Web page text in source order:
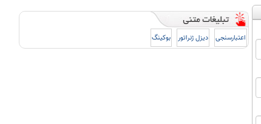
اعتبارسنجی دیزل ژنراتور بوکینگ